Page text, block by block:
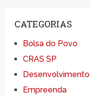
CATEGORIAS
Bolsa do Povo
CRAS SP
Desenvolvimento
Empreenda